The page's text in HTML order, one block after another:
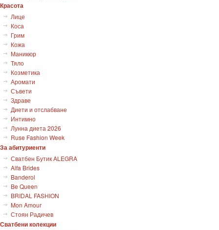
Красота
Лице
Коса
Грим
Кожа
Маникюр
Тяло
Козметика
Аромати
Съвети
Здраве
Диети и отслабване
Интимно
Лунна диета 2026
Ruse Fashion Week
За абитуриенти
Сватбен Бутик ALEGRA
Alfa Brides
Banderol
Be Queen
BRIDAL FASHION
Mon Amour
Стоян Радичев
Сватбени колекции